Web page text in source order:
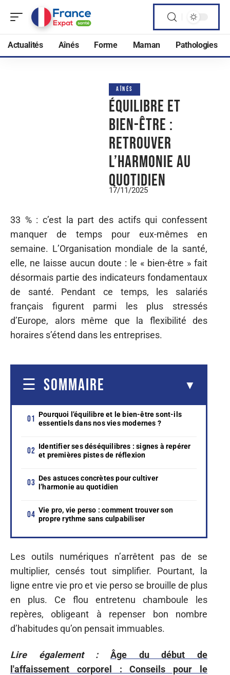
Actualités Aînés Forme Maman Pathologies
AÎNÉS
Équilibre et
bien-être :
retrouver
l’harmonie au
quotidien
17/11/2025
33 % : c’est la part des actifs qui confessent
manquer de temps pour eux-mêmes en
semaine. L’Organisation mondiale de la santé,
elle, ne laisse aucun doute : le « bien-être » fait
désormais partie des indicateurs fondamentaux
de santé. Pendant ce temps, les salariés
français figurent parmi les plus stressés
d’Europe, alors même que la flexibilité des
horaires s’étend dans les entreprises.
SOMMAIRE
Pourquoi l’équilibre et le bien-être sont-ils
essentiels dans nos vies modernes ?
Identifier ses déséquilibres : signes à repérer
et premières pistes de réflexion
Des astuces concrètes pour cultiver
l’harmonie au quotidien
Vie pro, vie perso : comment trouver son
propre rythme sans culpabiliser
Les outils numériques n’arrêtent pas de se
multiplier, censés tout simplifier. Pourtant, la
ligne entre vie pro et vie perso se brouille de plus
en plus. Ce flou entretenu chamboule les
repères, obligeant à repenser bon nombre
d’habitudes qu’on pensait immuables.
Lire également :
Âge du début de
l'affaissement corporel : Conseils pour le